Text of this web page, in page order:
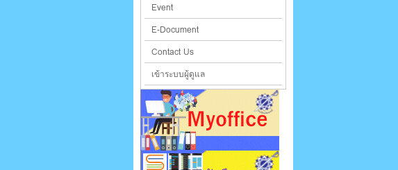
Event
E-Document
Contact Us
เข้าระบบผู้ดูแล